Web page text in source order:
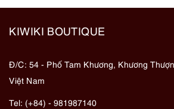
KIWIKI BOUTIQUE
Đ/C: 54 - Phố Tam Khương, Khương
Việt Nam
Tel: (+84) - 981987140